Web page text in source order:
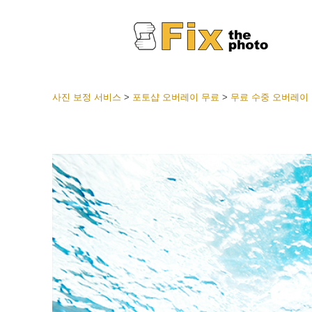
웨딩
션
베스트
모바일
사진 보정 서비스 > 포토샵 오버레이 무료 > 무료 수중 오버레이